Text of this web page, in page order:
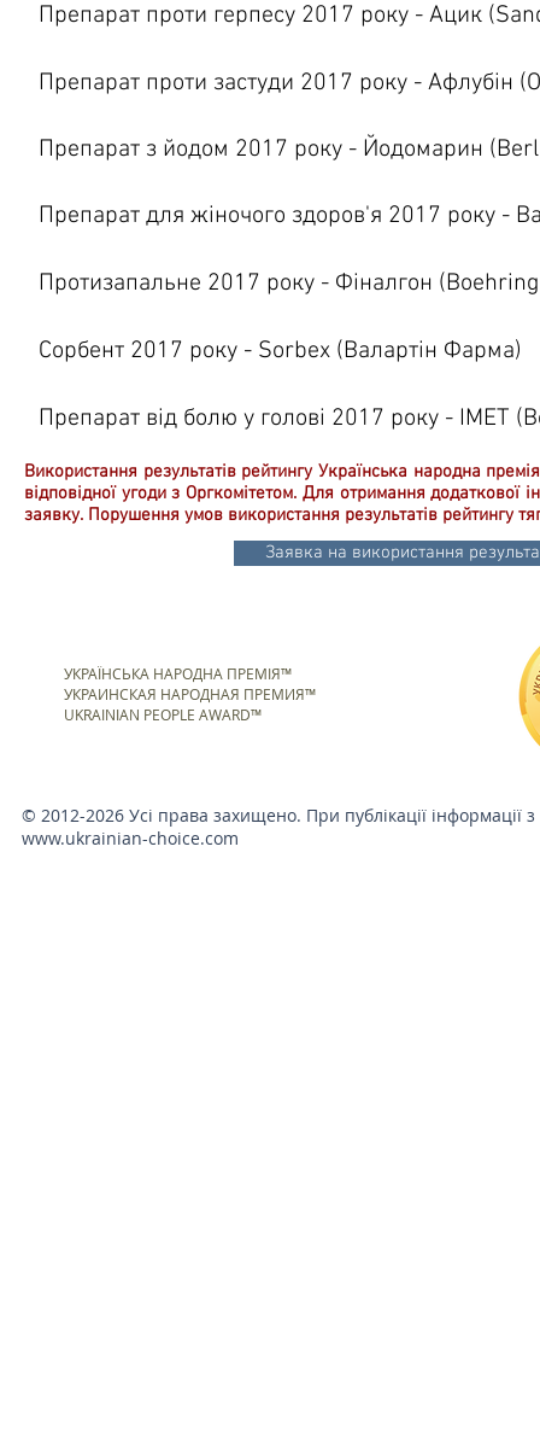
Препарат проти герпесу 2017 року - Ацик
Препарат проти застуди 2017 року - Афлубін
Препарат з йодом 2017 року - Йодомарин
Препарат для жіночого здоров'я 2017 року -
Протизапальне 2017 року - Фіналгон
Сорбент 2017 року - Sorbex (Валартін Фарма)
Препарат від болю у голові 2017 року - ІМЕТ
Використання результатів рейтингу Українська народна
відповідної угоди з Оргкомітетом. Для отримання
заявку. Порушення умов використання результатів рейтингу
Заявка на використання
УКРАЇНСЬКА НАРОДНА ПРЕМІЯ™
УКРАИНСКАЯ НАРОДНАЯ ПРЕМИЯ™
UKRAINIAN PEOPLE AWARD™
© 2012-2026 Усі права захищено. При публікації інформації
www.ukrainian-choice.com